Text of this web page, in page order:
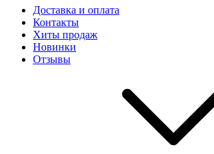
Доставка и оплата
Контакты
Хиты продаж
Новинки
Отзывы